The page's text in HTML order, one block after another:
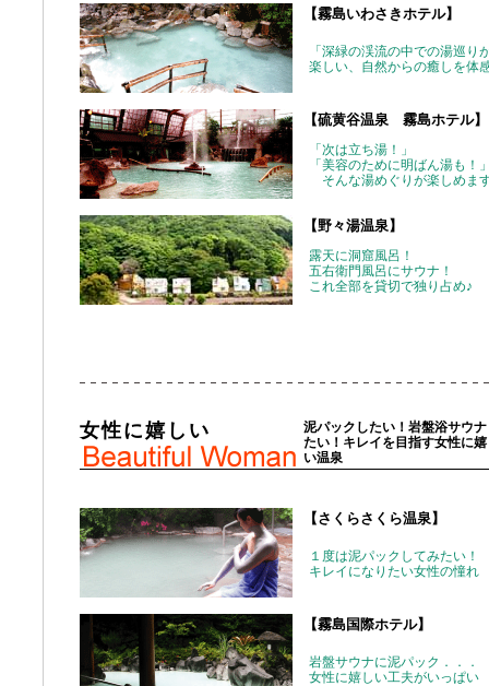
【霧島いわさきホテル】
「深緑の渓流の中での湯巡り
楽しい、自然からの癒しを体
【硫黄谷温泉 霧島ホテル】
「次は立ち湯！」
「美容のために明ばん湯も！
そんな湯めぐりが楽しめま
【野々湯温泉】
露天に洞窟風呂！
五右衛門風呂にサウナ！
これ全部を貸切で独り占め♪
女性に嬉しい
泥パックしたい！岩盤浴サウ
たい！キレイを目指す女性に
い温泉
【さくらさくら温泉】
１度は泥パックしてみたい！
キレイになりたい女性の憧れ
【霧島国際ホテル】
岩盤サウナに泥パック．．．
女性に嬉しい工夫がいっぱい